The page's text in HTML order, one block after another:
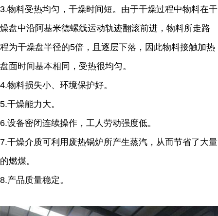
3.物料受热均匀，干燥时间短。由于干燥过程中物料在干
燥盘中沿阿基米德螺线运动轨迹翻滚前进，物料所走路
程为干燥盘半径的5倍，且逐层下落，因此物料接触加热
盘面时间基本相同，受热很均匀。
4.物料损失小、环境保护好。
5.干燥能力大。
6.设备密闭连续操作，工人劳动强度低。
7.干燥介质可利用废热锅炉所产生蒸汽，从而节省了大量
的燃煤。
8.产品质量稳定。